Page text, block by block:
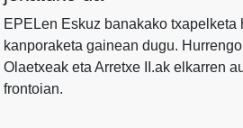
EPELen Eskuz banakako txapelketa
kanporaketa gainean dugu.
Olaetxeak eta Arretxe II.ak elkarren
frontoian.